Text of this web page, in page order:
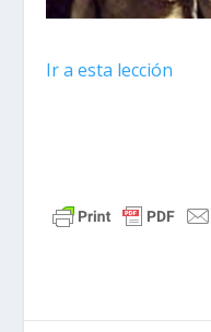
Ir a esta lección